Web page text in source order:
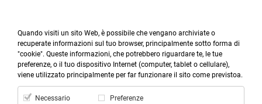

Prodotti

Account

Cerca
more_horiz
Menù
shopping_cart
Quando visiti un sito Web, è possibile che vengano archiviate o
recuperate informazioni sul tuo browser, principalmente sotto forma di
"cookie". Queste informazioni, che potrebbero riguardare te, le tue
preferenze, o il tuo dispositivo Internet (computer, tablet o cellulare),
viene utilizzato principalmente per far funzionare il sito come previstoa.
Necessario Preferenze